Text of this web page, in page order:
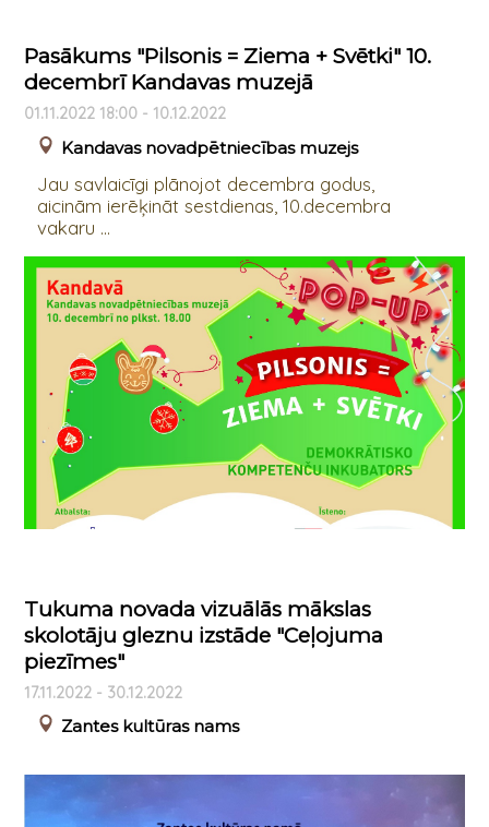
Pasākums "Pilsonis = Ziema + Svētki" 10.
decembrī Kandavas muzejā
01.11.2022 18:00 - 10.12.2022
Kandavas novadpētniecības muzejs
Jau savlaicīgi plānojot decembra godus,
aicinām ierēķināt sestdienas, 10.decembra
vakaru ...
Tukuma novada vizuālās mākslas
skolotāju gleznu izstāde "Ceļojuma
piezīmes"
17.11.2022 - 30.12.2022
Zantes kultūras nams